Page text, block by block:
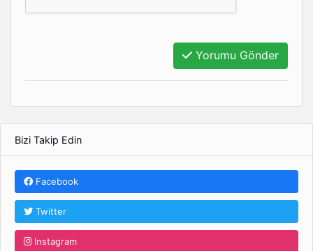
Yorumu Gönder
Bizi Takip Edin
Facebook
Twitter
Instagram